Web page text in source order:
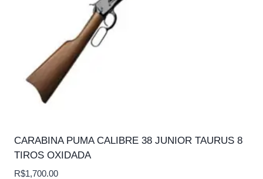
CARABINA PUMA CALIBRE 38 JUNIOR TAURUS 8
TIROS OXIDADA
R$1,700.00